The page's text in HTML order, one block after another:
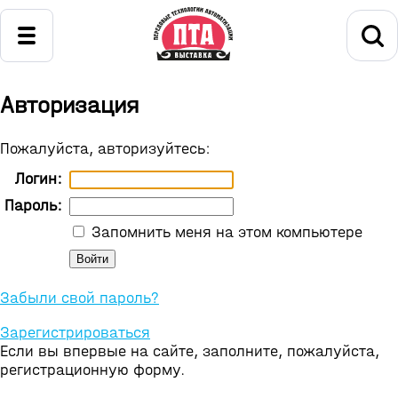
Авторизация
Пожалуйста, авторизуйтесь:
Логин:
Пароль:
Запомнить меня на этом компьютере
Забыли свой пароль?
Зарегистрироваться
Если вы впервые на сайте, заполните, пожалуйста,
регистрационную форму.